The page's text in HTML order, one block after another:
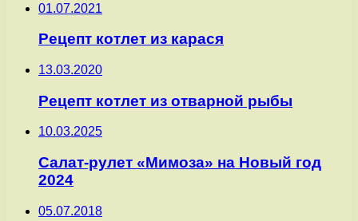
01.07.2021
Рецепт котлет из карася
13.03.2020
Рецепт котлет из отварной рыбы
10.03.2025
Салат-рулет «Мимоза» на Новый год
2024
05.07.2018